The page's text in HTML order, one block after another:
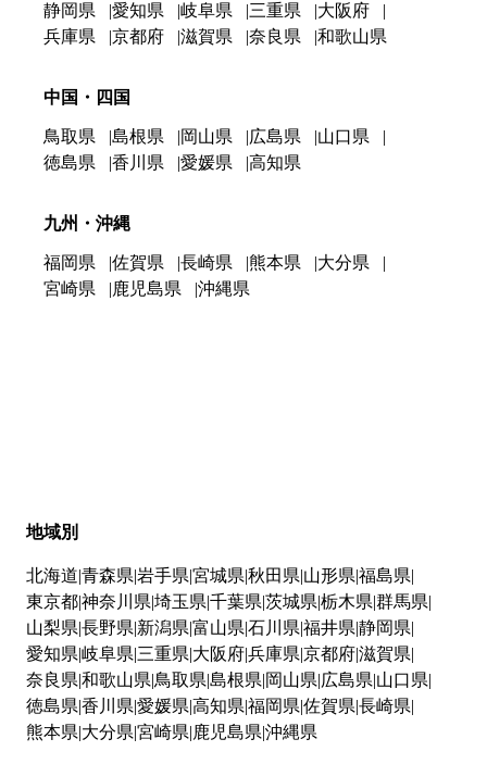
静岡県 愛知県 岐阜県 三重県
大阪府
兵庫県
京都府 滋賀県 奈良県 和歌山県
中国・四国
鳥取県 島根県 岡山県 広島県
山口県
徳島県
香川県 愛媛県 高知県
九州・沖縄
福岡県 佐賀県 長崎県 熊本県
大分県
宮崎県
鹿児島県 沖縄県
地域別
北海道 青森県 岩手県 宮城県 秋田県 山形県 福島県
東京都神奈川県 埼玉県 千葉県 茨城県 栃木県 群馬県
山梨県 長野県 新潟県 富山県 石川県 福井県 静岡県
愛知県 岐阜県 三重県 大阪府兵庫県 京都府滋賀県
奈良県 和歌山県 鳥取県 島根県 岡山県 広島県 山口県
徳島県 香川県 愛媛県 高知県 福岡県 佐賀県 長崎県
熊本県 大分県 宮崎県 鹿児島県 沖縄県